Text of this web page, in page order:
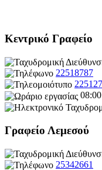
Κεντρικό Γραφείο
22518787
Γραφείο Λεμεσού
25342661